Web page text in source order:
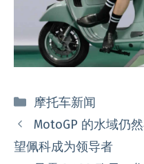
分
类
摩托车新闻
MotoGP 的水域仍
望佩科成为领导者